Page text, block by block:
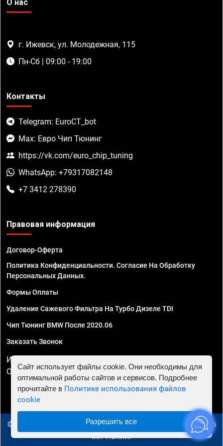
О нас
г. Ижевск, ул. Молодежная, 115
Пн-Сб | 09:00 - 19:00
Контакты
Telegram: EuroCT_bot
Max: Евро Чип Тюнинг
https://vk.com/euro_chip_tuning
WhatsApp: +79317082148
+7 3412 278390
Правовая информация
Договор-Оферта
Политика Конфиденциальности. Согласие На Обработку
Персональных Данных.
Формы Оплаты
Удаление Сажевого Фильтра На Турбо Дизеле TDI
Чип Тюнинг BMW После 2020.06
Заказать Звонок
ИП Смирнов Георгий Павлович. ИНН 781302555843,
ОГРНИП 324470400032610
© 2010 - 2026 Чип тюнинг в Ижевске - Автосервис "Евро
Чип Тюнинг"
Сайт использует файлы cookie. Они необходимы для
оптимальной работы сайтов и сервисов. Подробнее
прочитайте в Политике использования файлов
cookie
Разрешить все